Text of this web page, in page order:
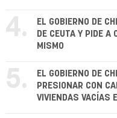
4.
EL GOBIERNO DE
DE CEUTA Y PIDE A
MISMO
5.
EL GOBIERNO DE
PRESIONAR CON
VIVIENDAS VACÍAS